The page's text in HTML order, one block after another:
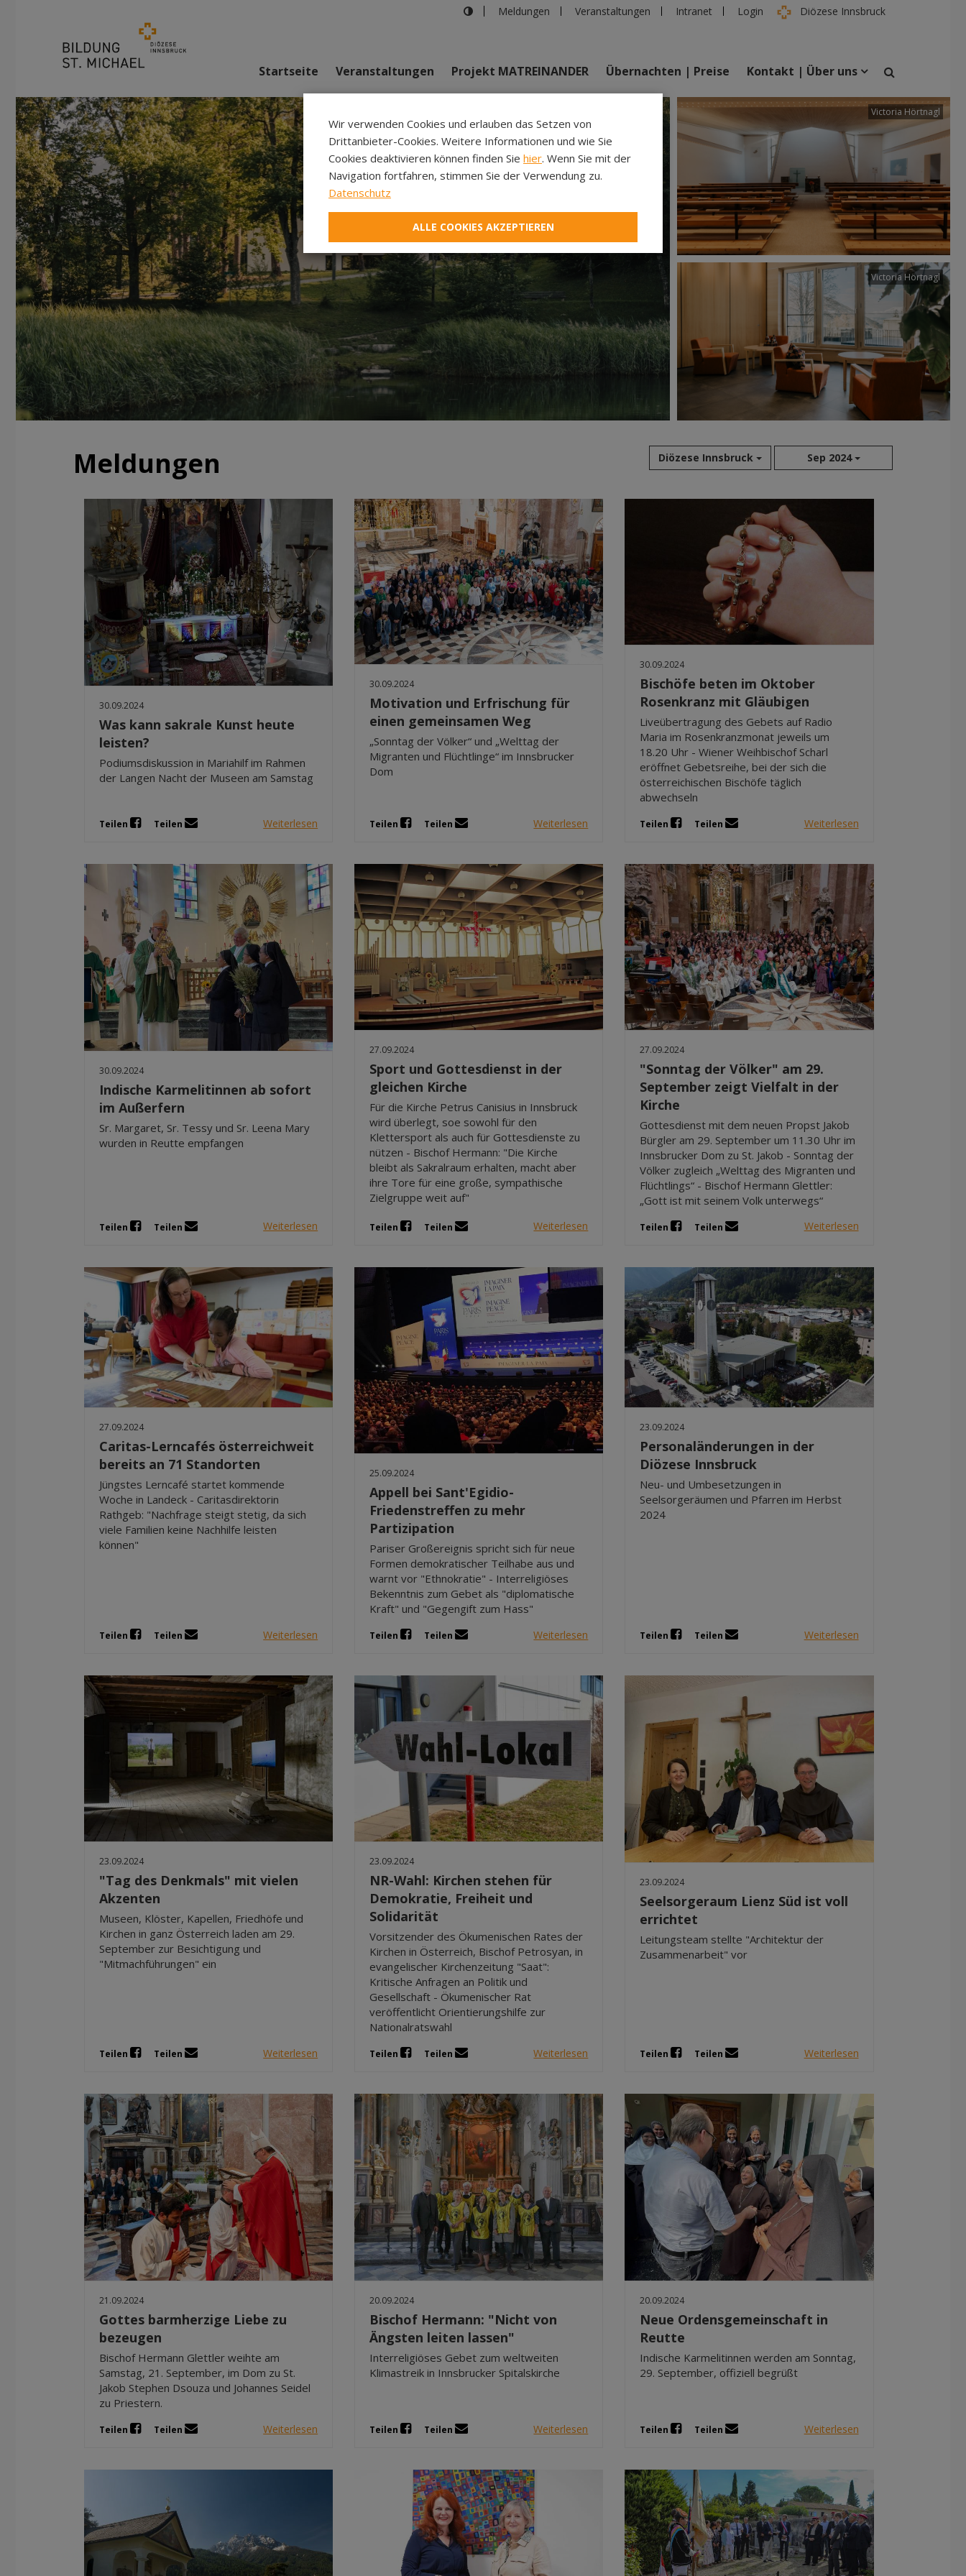
Meldungen Veranstaltungen Intranet Login Diözese Innsbruck
suchen
Veranstaltungen Personen
Startseite Veranstaltungen Projekt MATREINANDER Übernachten | Preise Kontakt | Über uns
Victoria Hörtnagl
Victoria Hörtnagl
Meldungen Diözese Innsbruck Sep 2024
Aug 2026
Jul 2026
Jun 2026
Jan 2026
Nov 2025
Sep 2025
30.09.2024
Was kann sakrale Kunst heute
leisten?
Podiumsdiskussion in Mariahilf im Rahmen
der Langen Nacht der Museen am Samstag
Teilen Teilen Weiterlesen
30.09.2024
Motivation und Erfrischung für
einen gemeinsamen Weg
„Sonntag der Völker“ und „Welttag der
Migranten und Flüchtlinge“ im Innsbrucker
Dom
Teilen Teilen Weiterlesen
30.09.2024
Bischöfe beten im Oktober
Rosenkranz mit Gläubigen
Liveübertragung des Gebets auf Radio
Maria im Rosenkranzmonat jeweils um
18.20 Uhr - Wiener Weihbischof Scharl
eröffnet Gebetsreihe, bei der sich die
österreichischen Bischöfe täglich
abwechseln
Teilen Teilen Weiterlesen
30.09.2024
Indische Karmelitinnen ab sofort
im Außerfern
Sr. Margaret, Sr. Tessy und Sr. Leena Mary
wurden in Reutte empfangen
Teilen Teilen Weiterlesen
27.09.2024
Sport und Gottesdienst in der
gleichen Kirche
Für die Kirche Petrus Canisius in Innsbruck
wird überlegt, soe sowohl für den
Klettersport als auch für Gottesdienste zu
nützen - Bischof Hermann: "Die Kirche
bleibt als Sakralraum erhalten, macht aber
ihre Tore für eine große, sympathische
Zielgruppe weit auf"
Teilen Teilen Weiterlesen
27.09.2024
"Sonntag der Völker" am 29.
September zeigt Vielfalt in der
Kirche
Gottesdienst mit dem neuen Propst Jakob
Bürgler am 29. September um 11.30 Uhr im
Innsbrucker Dom zu St. Jakob - Sonntag der
Völker zugleich „Welttag des Migranten und
Flüchtlings“ - Bischof Hermann Glettler:
„Gott ist mit seinem Volk unterwegs“
Teilen Teilen Weiterlesen
27.09.2024
Caritas-Lerncafés österreichweit
bereits an 71 Standorten
Jüngstes Lerncafé startet kommende
Woche in Landeck - Caritasdirektorin
Rathgeb: "Nachfrage steigt stetig, da sich
viele Familien keine Nachhilfe leisten
können"
Teilen Teilen Weiterlesen
25.09.2024
Appell bei Sant'Egidio-
Friedenstreffen zu mehr
Partizipation
Pariser Großereignis spricht sich für neue
Formen demokratischer Teilhabe aus und
warnt vor "Ethnokratie" - Interreligiöses
Bekenntnis zum Gebet als "diplomatische
Kraft" und "Gegengift zum Hass"
Teilen Teilen Weiterlesen
23.09.2024
Personaländerungen in der
Diözese Innsbruck
Neu- und Umbesetzungen in
Seelsorgeräumen und Pfarren im Herbst
2024
Teilen Teilen Weiterlesen
23.09.2024
"Tag des Denkmals" mit vielen
Akzenten
Museen, Klöster, Kapellen, Friedhöfe und
Kirchen in ganz Österreich laden am 29.
September zur Besichtigung und
"Mitmachführungen" ein
Teilen Teilen Weiterlesen
23.09.2024
NR-Wahl: Kirchen stehen für
Demokratie, Freiheit und
Solidarität
Vorsitzender des Ökumenischen Rates der
Kirchen in Österreich, Bischof Petrosyan, in
evangelischer Kirchenzeitung "Saat":
Kritische Anfragen an Politik und
Gesellschaft - Ökumenischer Rat
veröffentlicht Orientierungshilfe zur
Nationalratswahl
Teilen Teilen Weiterlesen
23.09.2024
Seelsorgeraum Lienz Süd ist voll
errichtet
Leitungsteam stellte "Architektur der
Zusammenarbeit" vor
Teilen Teilen Weiterlesen
21.09.2024
Gottes barmherzige Liebe zu
bezeugen
Bischof Hermann Glettler weihte am
Samstag, 21. September, im Dom zu St.
Jakob Stephen Dsouza und Johannes Seidel
zu Priestern.
Teilen Teilen Weiterlesen
20.09.2024
Bischof Hermann: "Nicht von
Ängsten leiten lassen"
Interreligiöses Gebet zum weltweiten
Klimastreik in Innsbrucker Spitalskirche
Teilen Teilen Weiterlesen
20.09.2024
Neue Ordensgemeinschaft in
Reutte
Indische Karmelitinnen werden am Sonntag,
29. September, offiziell begrüßt
Teilen Teilen Weiterlesen
Wir verwenden Cookies und erlauben das Setzen von
Drittanbieter-Cookies. Weitere Informationen und wie Sie
Cookies deaktivieren können finden Sie hier. Wenn Sie mit der
Navigation fortfahren, stimmen Sie der Verwendung zu.
Datenschutz
ALLE COOKIES AKZEPTIEREN